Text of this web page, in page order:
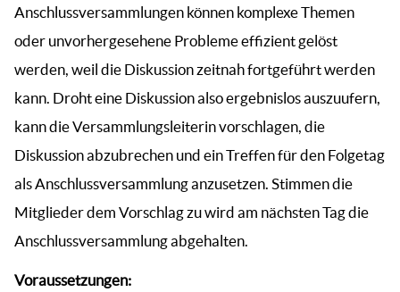
Anschlussversammlungen können komplexe Themen
oder unvorhergesehene Probleme effizient gelöst
werden, weil die Diskussion zeitnah fortgeführt werden
kann. Droht eine Diskussion also ergebnislos auszuufern,
kann die Versammlungsleiterin vorschlagen, die
Diskussion abzubrechen und ein Treffen für den Folgetag
als Anschlussversammlung anzusetzen. Stimmen die
Mitglieder dem Vorschlag zu wird am nächsten Tag die
Anschlussversammlung abgehalten.
Voraussetzungen: